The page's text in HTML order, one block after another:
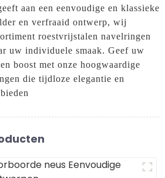
aan een eenvoudige en klassieke
en verfraaid ontwerp, wij
roestvrijstalen navelringen
uw individuele smaak. Geef uw
boost met onze hoogwaardige
die tijdloze elegantie en